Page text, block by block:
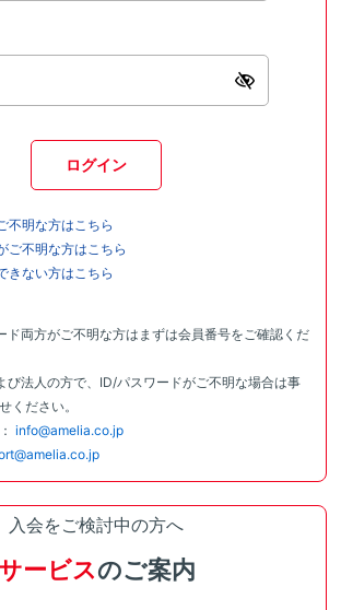
ログイン
不明な方はこちら
ご不明な方はこちら
きない方はこちら
ド両方がご不明な方はまずは会員番号をご確認くだ
び法人の方で、ID/パスワードがご不明な場合は事
ください。
info@amelia.co.jp
入会をご検討中の方へ
サービスのご案内